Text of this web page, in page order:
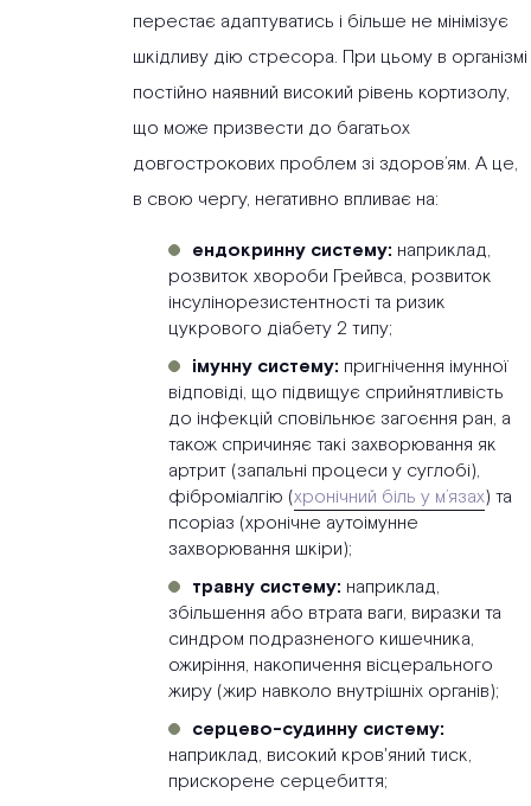
перестає адаптуватись і більше не мінімізує
шкідливу дію стресора. При цьому в організмі
постійно наявний високий рівень кортизолу,
що може призвести до багатьох
довгострокових проблем зі здоров’ям. А це,
в свою чергу, негативно впливає на:
ендокринну систему: наприклад,
розвиток хвороби Грейвса, розвиток
інсулінорезистентності та ризик
цукрового діабету 2 типу;
імунну систему: пригнічення імунної
відповіді, що підвищує сприйнятливість
до інфекцій сповільнює загоєння ран, а
також спричиняє такі захворювання як
артрит (запальні процеси у суглобі),
фіброміалгію (хронічний біль у м’язах) та
псоріаз (хронічне аутоімунне
захворювання шкіри);
травну систему: наприклад,
збільшення або втрата ваги, виразки та
синдром подразненого кишечника,
ожиріння, накопичення вісцерального
жиру (жир навколо внутрішніх органів);
серцево-судинну систему:
наприклад, високий кров'яний тиск,
прискорене серцебиття;